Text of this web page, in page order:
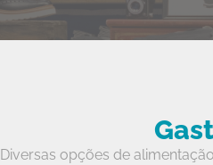
Diversas opções de